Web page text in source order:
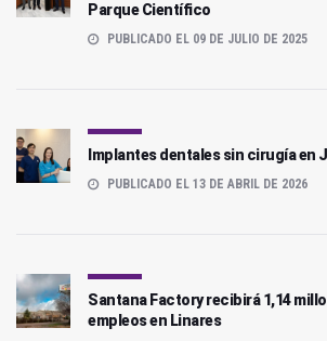
Parque Científico
PUBLICADO EL 09 DE JULIO DE 2025
Implantes dentales sin cirugía en
PUBLICADO EL 13 DE ABRIL DE 2026
Santana Factory recibirá 1,14
empleos en Linares